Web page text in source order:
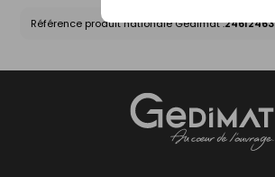
Référence produit nationale Gedimat :24612463